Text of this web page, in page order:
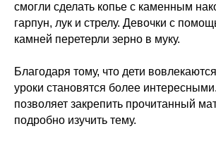
смогли сделать копье с каменным
гарпун, лук и стрелу. Девочки с
камней перетерли зерно в муку.
Благодаря тому, что дети
уроки становятся более
позволяет закрепить прочитанный
подробно изучить тему.